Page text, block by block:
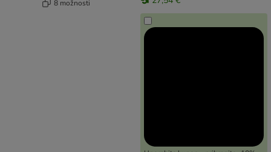
8 možnosti